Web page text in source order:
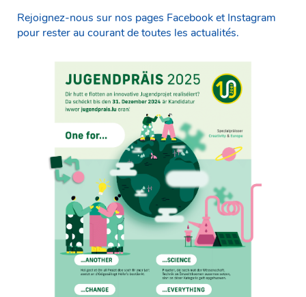
Rejoignez-nous sur nos pages Facebook et Instagram
pour rester au courant de toutes les actualités.